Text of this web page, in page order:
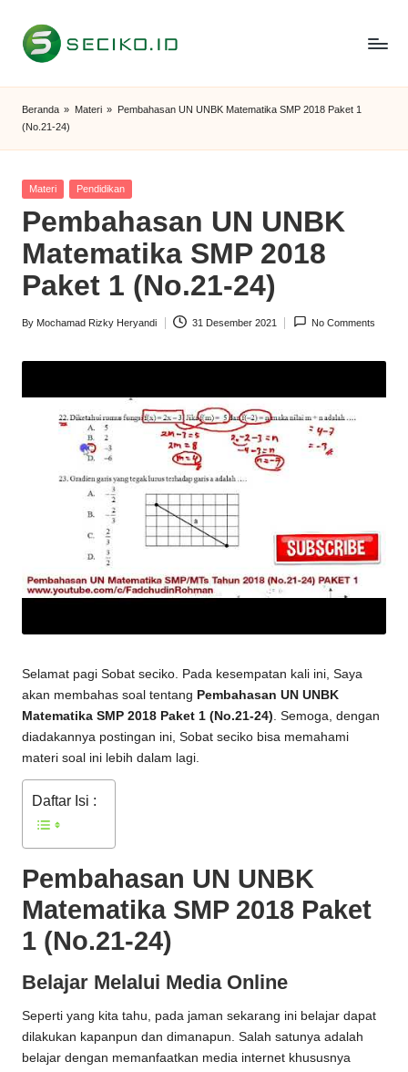
Skip
S
e
c
i
k
o
I
D
Beranda » Materi » Pembahasan UN UNBK Matematika SMP 2018 Paket 1
(No.21-24)
Posted
Materi Pendidikan
Pembahasan UN UNBK
Matematika SMP 2018
Paket 1 (No.21-24)
Posted
By Mochamad Rizky Heryandi 31 Desember 2021 No Comments
Selamat pagi Sobat seciko. Pada kesempatan kali ini, Saya
akan membahas soal tentang Pembahasan UN UNBK
Matematika SMP 2018 Paket 1 (No.21-24). Semoga, dengan
diadakannya postingan ini, Sobat seciko bisa memahami
materi soal ini lebih dalam lagi.
Daftar Isi :
Pembahasan UN UNBK
Matematika SMP 2018 Paket
1 (No.21-24)
Belajar Melalui Media Online
Seperti yang kita tahu, pada jaman sekarang ini belajar dapat
dilakukan kapanpun dan dimanapun. Salah satunya adalah
belajar dengan memanfaatkan media internet khususnya